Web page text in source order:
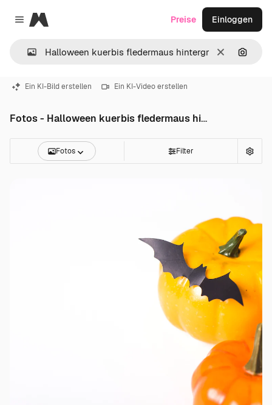
Close menu
Magnific
LöschenNach
Preise Einloggen
Ein KI-Bild erstellen Ein KI-Video erstellen
Fotos - Halloween kuerbis fledermaus hintergrund
Fotos Filter